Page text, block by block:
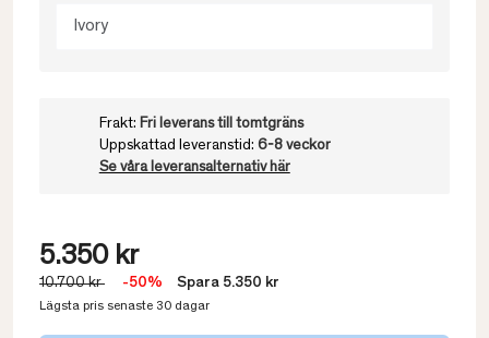
Ivory
Frakt: Fri leverans till tomtgräns
Uppskattad leveranstid: 6-8 veckor
Se våra leveransalternativ här
5.350 kr
10.700 kr -50% Spara 5.350 kr
Lägsta pris senaste 30 dagar